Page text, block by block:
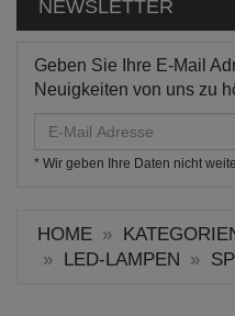
NEWSLETTER
Geben Sie Ihre E-Mail
Neuigkeiten von uns zu
Mail
Adresse
* Wir geben Ihre Daten nicht
HOME
LED-LAMPEN